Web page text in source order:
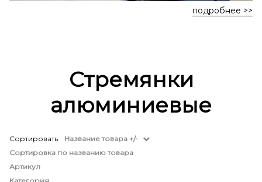
подробнее >>
Стремянки
алюминиевые
Сортировать:
Название товара +/-
Сортировка по названию товара
Артикул